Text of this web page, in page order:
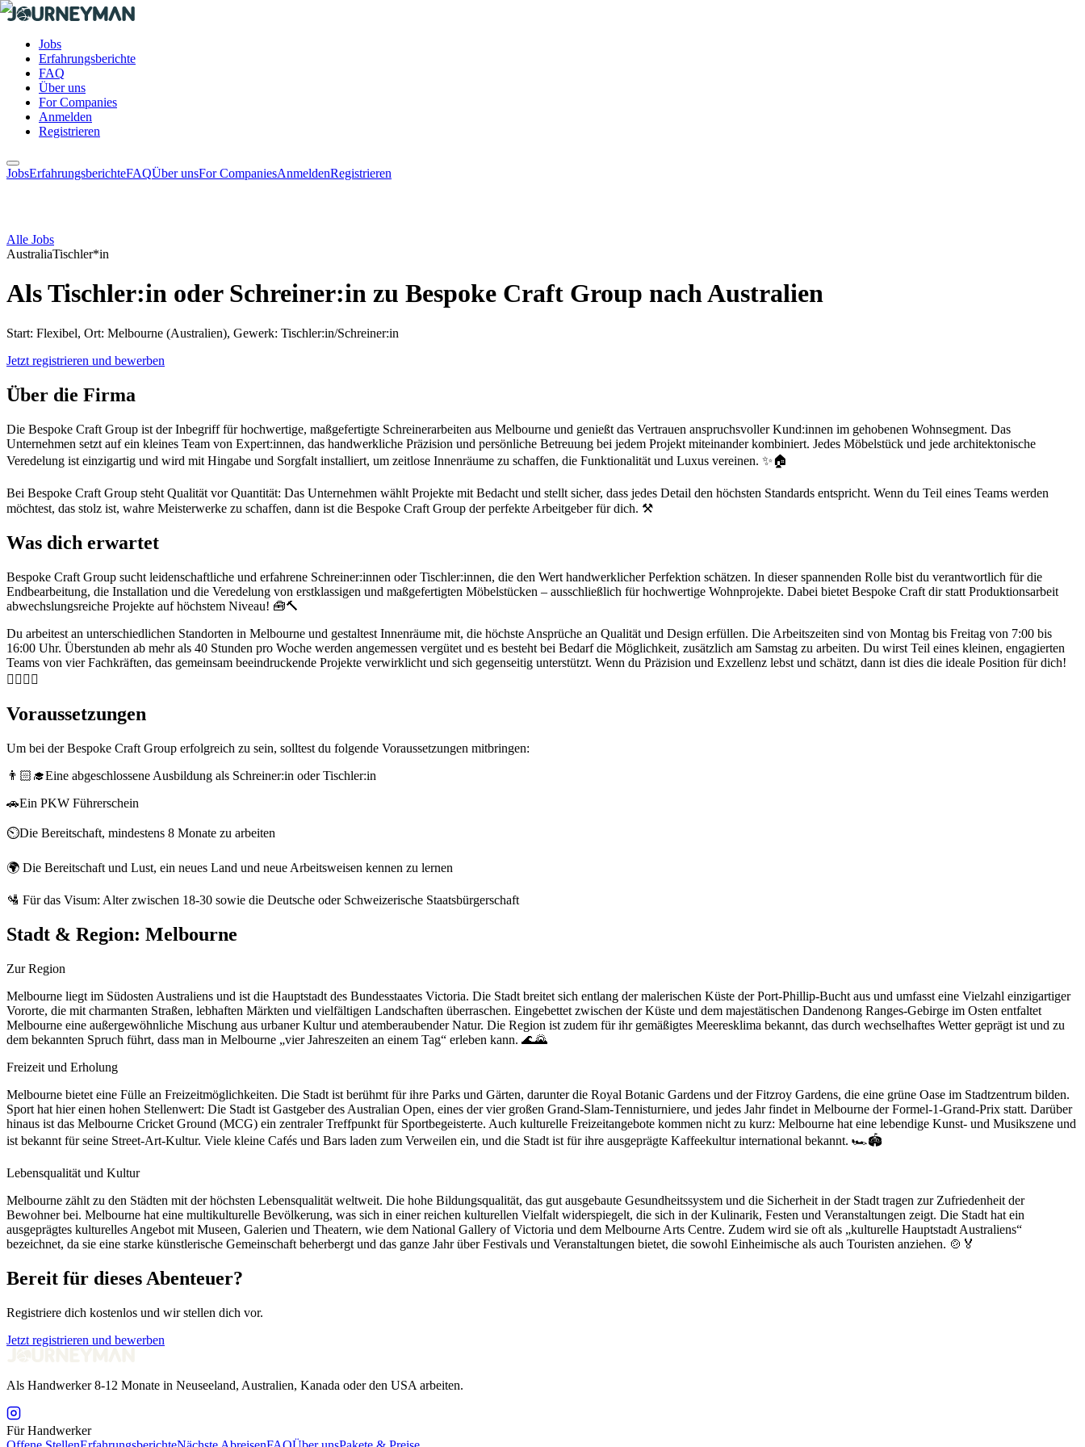
Jobs
Erfahrungsberichte
FAQ
Über uns
For Companies
Anmelden
Registrieren
JobsErfahrungsberichteFAQÜber unsFor CompaniesAnmeldenRegistrieren
Alle Jobs
AustraliaTischler*in
Als Tischler:in oder Schreiner:in zu Bespoke Craft Group nach Australien
Start: Flexibel, Ort: Melbourne (Australien), Gewerk: Tischler:in/Schreiner:in
Jetzt registrieren und bewerben
Über die Firma
Die Bespoke Craft Group ist der Inbegriff für hochwertige, maßgefertigte Schreinerarbeiten aus Melbourne und genießt das Vertrauen anspruchsvoller Kund:innen im gehobenen Wohnsegment. Das
Unternehmen setzt auf ein kleines Team von Expert:innen, das handwerkliche Präzision und persönliche Betreuung bei jedem Projekt miteinander kombiniert. Jedes Möbelstück und jede architektonische
Veredelung ist einzigartig und wird mit Hingabe und Sorgfalt installiert, um zeitlose Innenräume zu schaffen, die Funktionalität und Luxus vereinen. ✨🏠
Bei Bespoke Craft Group steht Qualität vor Quantität: Das Unternehmen wählt Projekte mit Bedacht und stellt sicher, dass jedes Detail den höchsten Standards entspricht. Wenn du Teil eines Teams werden
möchtest, das stolz ist, wahre Meisterwerke zu schaffen, dann ist die Bespoke Craft Group der perfekte Arbeitgeber für dich. ⚒️
Was dich erwartet
Bespoke Craft Group sucht leidenschaftliche und erfahrene Schreiner:innen oder Tischler:innen, die den Wert handwerklicher Perfektion schätzen. In dieser spannenden Rolle bist du verantwortlich für die
Endbearbeitung, die Installation und die Veredelung von erstklassigen und maßgefertigten Möbelstücken – ausschließlich für hochwertige Wohnprojekte. Dabei bietet Bespoke Craft dir statt Produktionsarbeit
abwechslungsreiche Projekte auf höchstem Niveau! 🧰🔨
Du arbeitest an unterschiedlichen Standorten in Melbourne und gestaltest Innenräume mit, die höchste Ansprüche an Qualität und Design erfüllen. Die Arbeitszeiten sind von Montag bis Freitag von 7:00 bis
16:00 Uhr. Überstunden ab mehr als 40 Stunden pro Woche werden angemessen vergütet und es besteht bei Bedarf die Möglichkeit, zusätzlich am Samstag zu arbeiten. Du wirst Teil eines kleinen, engagierten
Teams von vier Fachkräften, das gemeinsam beeindruckende Projekte verwirklicht und sich gegenseitig unterstützt. Wenn du Präzision und Exzellenz lebst und schätzt, dann ist dies die ideale Position für dich!
👷‍♂️👷‍♀️
Voraussetzungen
Um bei der Bespoke Craft Group erfolgreich zu sein, solltest du folgende Voraussetzungen mitbringen:
👨🏻‍🎓Eine abgeschlossene Ausbildung als Schreiner:in oder Tischler:in
🚗Ein PKW Führerschein
⏲️Die Bereitschaft, mindestens 8 Monate zu arbeiten
🌍 Die Bereitschaft und Lust, ein neues Land und neue Arbeitsweisen kennen zu lernen
🛂 Für das Visum: Alter zwischen 18-30 sowie die Deutsche oder Schweizerische Staatsbürgerschaft
Stadt & Region: Melbourne
Zur Region
Melbourne liegt im Südosten Australiens und ist die Hauptstadt des Bundesstaates Victoria. Die Stadt breitet sich entlang der malerischen Küste der Port-Phillip-Bucht aus und umfasst eine Vielzahl einzigartiger
Vororte, die mit charmanten Straßen, lebhaften Märkten und vielfältigen Landschaften überraschen. Eingebettet zwischen der Küste und dem majestätischen Dandenong Ranges-Gebirge im Osten entfaltet
Melbourne eine außergewöhnliche Mischung aus urbaner Kultur und atemberaubender Natur. Die Region ist zudem für ihr gemäßigtes Meeresklima bekannt, das durch wechselhaftes Wetter geprägt ist und zu
dem bekannten Spruch führt, dass man in Melbourne „vier Jahreszeiten an einem Tag“ erleben kann. 🌊🌄
Freizeit und Erholung
Melbourne bietet eine Fülle an Freizeitmöglichkeiten. Die Stadt ist berühmt für ihre Parks und Gärten, darunter die Royal Botanic Gardens und der Fitzroy Gardens, die eine grüne Oase im Stadtzentrum bilden.
Sport hat hier einen hohen Stellenwert: Die Stadt ist Gastgeber des Australian Open, eines der vier großen Grand-Slam-Tennisturniere, und jedes Jahr findet in Melbourne der Formel-1-Grand-Prix statt. Darüber
hinaus ist das Melbourne Cricket Ground (MCG) ein zentraler Treffpunkt für Sportbegeisterte. Auch kulturelle Freizeitangebote kommen nicht zu kurz: Melbourne hat eine lebendige Kunst- und Musikszene und
ist bekannt für seine Street-Art-Kultur. Viele kleine Cafés und Bars laden zum Verweilen ein, und die Stadt ist für ihre ausgeprägte Kaffeekultur international bekannt. 🏎️🏟️
Lebensqualität und Kultur
Melbourne zählt zu den Städten mit der höchsten Lebensqualität weltweit. Die hohe Bildungsqualität, das gut ausgebaute Gesundheitssystem und die Sicherheit in der Stadt tragen zur Zufriedenheit der
Bewohner bei. Melbourne hat eine multikulturelle Bevölkerung, was sich in einer reichen kulturellen Vielfalt widerspiegelt, die sich in der Kulinarik, Festen und Veranstaltungen zeigt. Die Stadt hat ein
ausgeprägtes kulturelles Angebot mit Museen, Galerien und Theatern, wie dem National Gallery of Victoria und dem Melbourne Arts Centre. Zudem wird sie oft als „kulturelle Hauptstadt Australiens“
bezeichnet, da sie eine starke künstlerische Gemeinschaft beherbergt und das ganze Jahr über Festivals und Veranstaltungen bietet, die sowohl Einheimische als auch Touristen anziehen. 🍲🏅
Bereit für dieses Abenteuer?
Registriere dich kostenlos und wir stellen dich vor.
Jetzt registrieren und bewerben
Als Handwerker 8-12 Monate in Neuseeland, Australien, Kanada oder den USA arbeiten.
Für Handwerker